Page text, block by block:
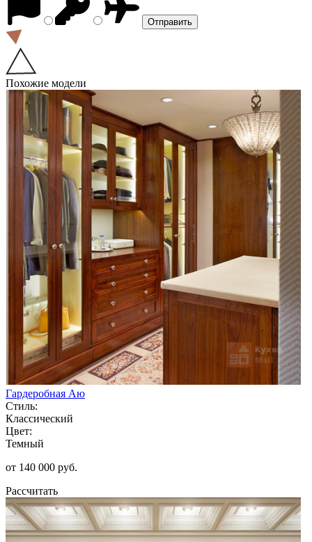
Похожие модели
Гардеробная Аю
Стиль:
Классический
Цвет:
Темный
от 140 000 руб.
Рассчитать